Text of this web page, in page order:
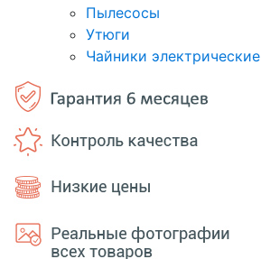
Пылесосы
Утюги
Чайники электрические